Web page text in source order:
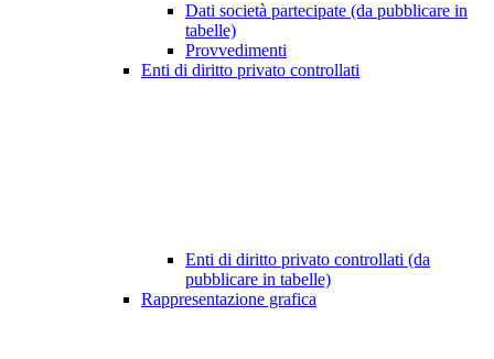
Dati società partecipate (da pubblicare in
tabelle)
Provvedimenti
Enti di diritto privato controllati
Enti di diritto privato controllati (da
pubblicare in tabelle)
Rappresentazione grafica